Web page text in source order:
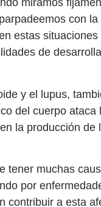
miramos
con
estas situaciones
de
y el lupus,
del cuerpo ataca
la producción de
tener muchas
por
contribuir a esta